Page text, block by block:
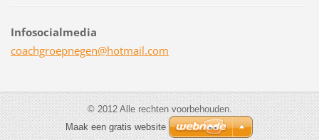
Infosocialmedia
coachgroepnegen@hotmail.com
© 2012 Alle rechten voorbehouden.
Maak een gratis website